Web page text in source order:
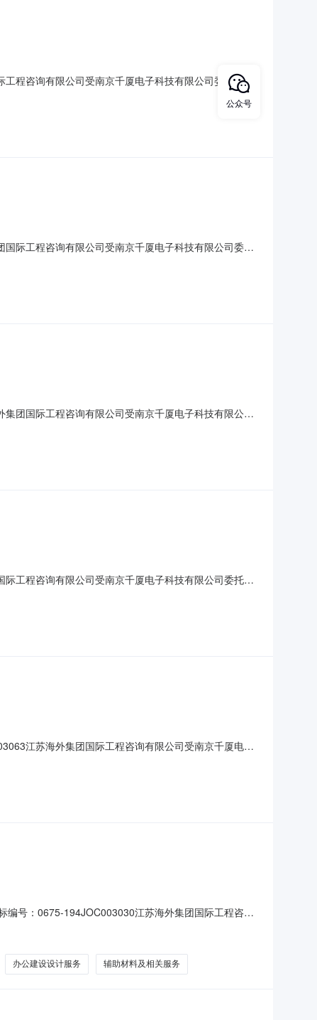
程咨询有限公司受南京千厦电子科技有限公司委托，就
190JOC003537二、招标项目简要说明：室外环境整治
：江苏骄阳建设工程有限公司五、本次招标联系事项：
际工程咨询有限公司受南京千厦电子科技有限公司委
标信息：中标人：南京工大建设监理咨询有限公司五、
团国际工程咨询有限公司受南京千厦电子科技有限公司
议室四、评标信息：中标人：江苏盛德量行建设咨询有
工程咨询有限公司受南京千厦电子科技有限公司委托，
中标人：江苏大汉建设实业集团有限责任公司五、本次
江苏海外集团国际工程咨询有限公司受南京千厦电子
购平台2019年3月13日四、评标信息：日期：2019年4
编号：0675-194JOC003030江苏海外集团国际工程咨询
新建工程项目设计服务三、招标公告媒体及日期：中招
办公建设设计服务 辅助材料及相关服务
公众号